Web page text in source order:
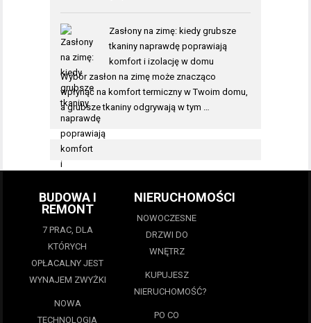
Zasłony na zimę: kiedy grubsze
tkaniny naprawdę poprawiają
komfort i izolację w domu
Wybór zasłon na zimę może znacząco
wpłynąć na komfort termiczny w Twoim domu,
a grubsze tkaniny odgrywają w tym …
BUDOWA I
REMONT
7 PRAC, DLA
KTÓRYCH
OPŁACALNY JEST
WYNAJEM ZWYŻKI
NOWA
TECHNOLOGIA
NIERUCHOMOŚCI
NOWOCZESNE
DRZWI DO
WNĘTRZ
KUPUJESZ
NIERUCHOMOŚĆ?
PO CO